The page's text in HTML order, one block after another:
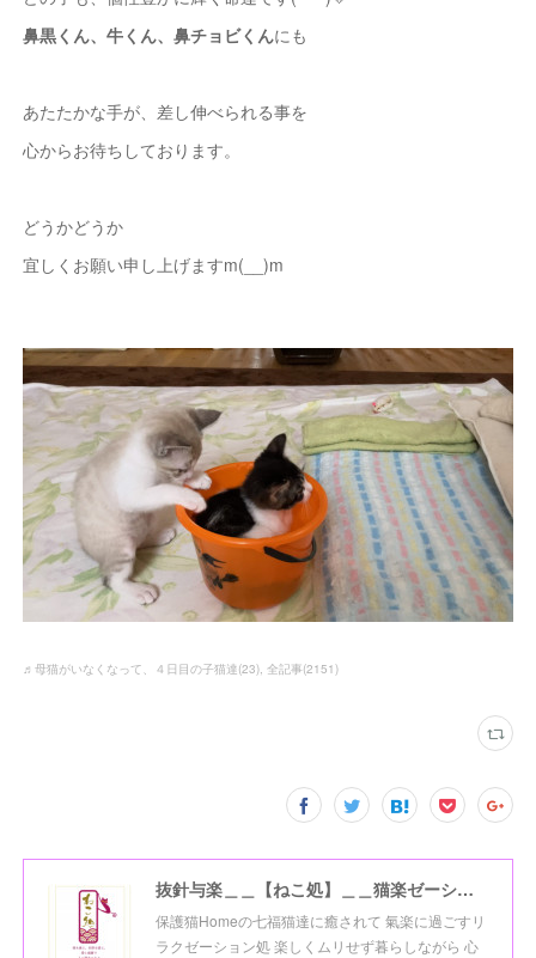
鼻黒くん、牛くん、鼻チョビくんにも
あたたかな手が、差し伸べられる事を
心からお待ちしております。
どうかどうか
宜しくお願い申し上げますm(__)m
♬母猫がいなくなって、４日目の子猫達(23) 全記事(2151)
抜針与楽＿＿【ねこ処】＿＿猫楽ゼーションHome☆
保護猫Homeの七福猫達に癒されて 氣楽に過ごすリ
ラクゼーション処 楽しくムリせず暮らしながら 心